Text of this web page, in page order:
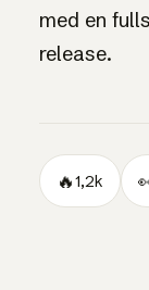
med en
release.
🔥1,2k